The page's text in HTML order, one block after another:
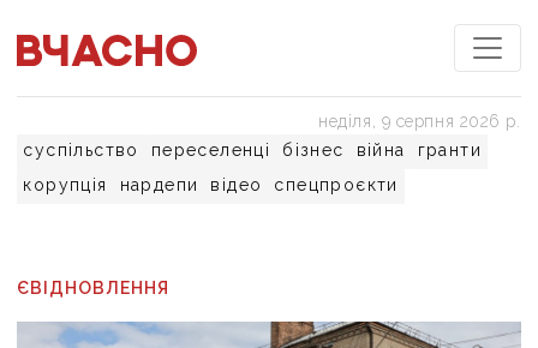
суспільство переселенці бізнес війна
гранти
корупція
нардепи відео спецпроєкти
неділя, 9 серпня 2026 р.
ЄВІДНОВЛЕННЯ